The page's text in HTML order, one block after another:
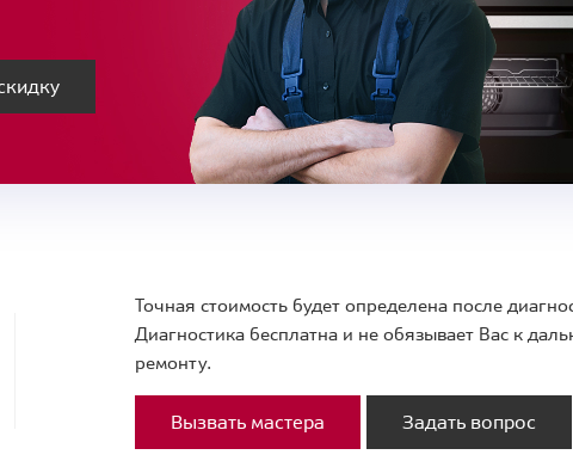
Точная стоимость будет определена после
Диагностика бесплатна и не обязывает Вас к
ремонту.
Вызвать мастера Задать вопрос